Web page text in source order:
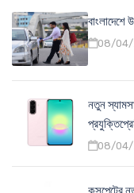
বাংলাদেশে
08/04/
নতুন
08/04/